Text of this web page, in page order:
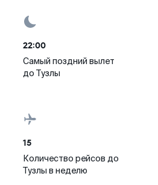
22:00
Самый поздний вылет
до Тузлы
15
Количество рейсов до
Тузлы в неделю